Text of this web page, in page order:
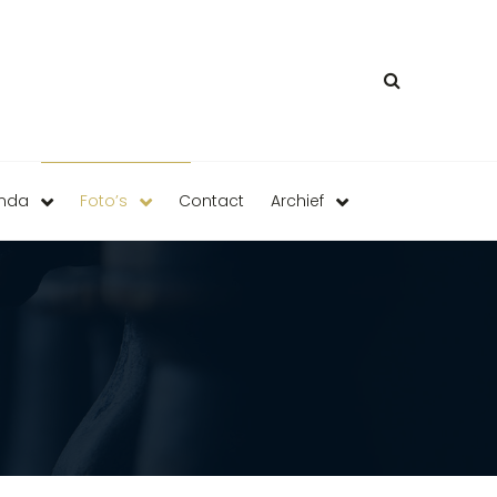
Foto’s Contact Archief